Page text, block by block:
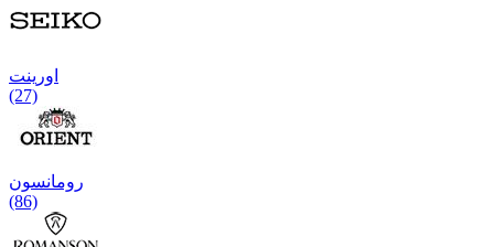
اورینت
(27)
رومانسون
(86)